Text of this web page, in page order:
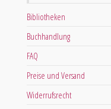
Bibliotheken
Buchhandlung
FAQ
Preise und Versand
Widerrufsrecht